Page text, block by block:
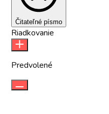
Čitateľné písmo
Riadkovanie
Predvolené